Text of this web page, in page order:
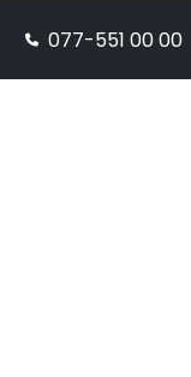
077-551 00 00